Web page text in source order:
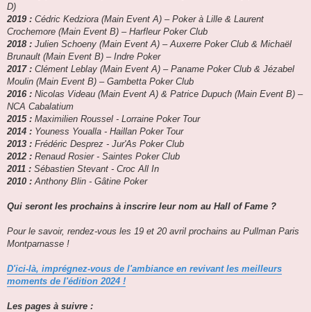
D)
2019 : Cédric Kedziora (Main Event A) – Poker à Lille & Laurent
Crochemore (Main Event B) – Harfleur Poker Club
2018 : Julien Schoeny (Main Event A) – Auxerre Poker Club & Michaël
Brunault (Main Event B) – Indre Poker
2017 : Clément Leblay (Main Event A) – Paname Poker Club & Jézabel
Moulin (Main Event B) – Gambetta Poker Club
2016 : Nicolas Videau (Main Event A) & Patrice Dupuch (Main Event B) –
NCA Cabalatium
2015 : Maximilien Roussel - Lorraine Poker Tour
2014 : Youness Youalla - Haillan Poker Tour
2013 : Frédéric Desprez - Jur'As Poker Club
2012 : Renaud Rosier - Saintes Poker Club
2011 : Sébastien Stevant - Croc All In
2010 : Anthony Blin - Gâtine Poker
Qui seront les prochains à inscrire leur nom au Hall of Fame ?
Pour le savoir, rendez-vous les 19 et 20 avril prochains au Pullman Paris
Montparnasse !
D'ici-là, imprégnez-vous de l'ambiance en revivant les meilleurs
moments de l'édition 2024 !
Les pages à suivre :